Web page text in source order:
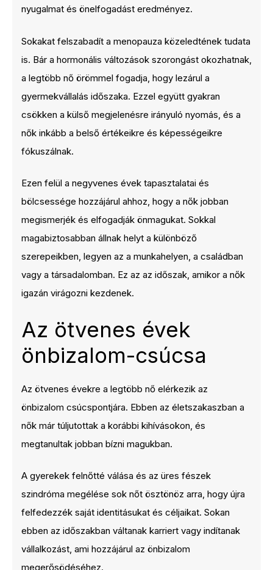
nyugalmat és önelfogadást eredményez.
Sokakat felszabadít a menopauza közeledtének tudata
is. Bár a hormonális változások szorongást okozhatnak,
a legtöbb nő örömmel fogadja, hogy lezárul a
gyermekvállalás időszaka. Ezzel együtt gyakran
csökken a külső megjelenésre irányuló nyomás, és a
nők inkább a belső értékeikre és képességeikre
fókuszálnak.
Ezen felül a negyvenes évek tapasztalatai és
bölcsessége hozzájárul ahhoz, hogy a nők jobban
megismerjék és elfogadják önmagukat. Sokkal
magabiztosabban állnak helyt a különböző
szerepeikben, legyen az a munkahelyen, a családban
vagy a társadalomban. Ez az az időszak, amikor a nők
igazán virágozni kezdenek.
Az ötvenes évek
önbizalom-csúcsa
Az ötvenes évekre a legtöbb nő elérkezik az
önbizalom csúcspontjára. Ebben az életszakaszban a
nők már túljutottak a korábbi kihívásokon, és
megtanultak jobban bízni magukban.
A gyerekek felnőtté válása és az üres fészek
szindróma megélése sok nőt ösztönöz arra, hogy újra
felfedezzék saját identitásukat és céljaikat. Sokan
ebben az időszakban váltanak karriert vagy indítanak
vállalkozást, ami hozzájárul az önbizalom
megerősödéséhez.